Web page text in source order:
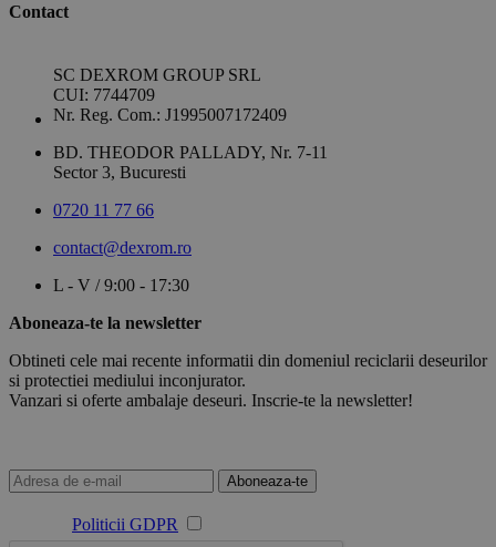
Contact
SC DEXROM GROUP SRL
CUI: 7744709
Nr. Reg. Com.: J1995007172409
BD. THEODOR PALLADY, Nr. 7-11
Sector 3, Bucuresti
0720 11 77 66
contact@dexrom.ro
L - V / 9:00 - 17:30
Aboneaza-te la newsletter
Obtineti cele mai recente informatii din domeniul reciclarii deseurilor
si protectiei mediului inconjurator.
Vanzari si oferte ambalaje deseuri. Inscrie-te la newsletter!
Aboneaza-te
Politicii GDPR